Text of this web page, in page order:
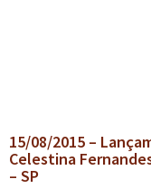
15/08/2015 –
Celestina
– SP